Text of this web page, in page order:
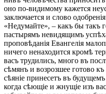
оно по-видимому кажется
заключается и слово
«Недумайте», – какъ бы такъ
пастырямъ невидящимъ
проповѣданія Евангелія
ничего ненаходится кромѣ
васъ трудились, много въ
сѣмянъ и возрозшее готово
сѣяніе принесетъ въ
когда сѣющіе и жнущіе изъ